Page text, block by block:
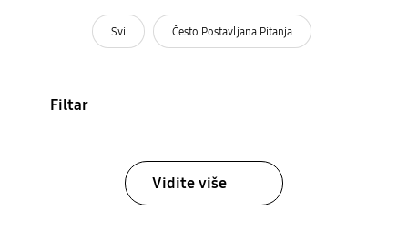
Svi Često Postavljana Pitanja
Filtar
Vidite više